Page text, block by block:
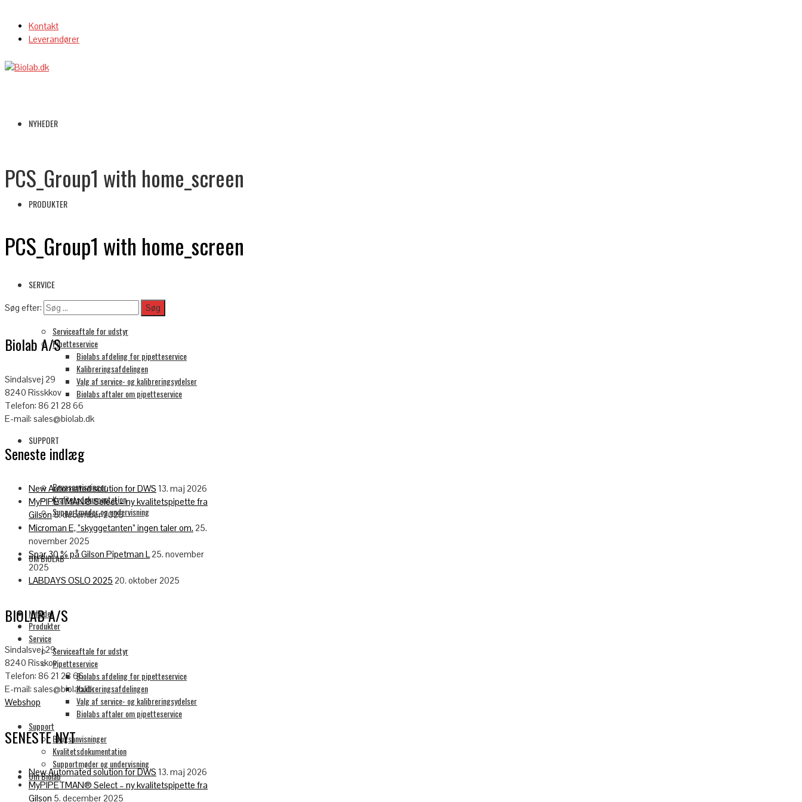
Kontakt
Leverandører
NYHEDER
PRODUKTER
SERVICE
Serviceaftale for udstyr
Pipetteservice
Biolabs afdeling for pipetteservice
Kalibreringsafdelingen
Valg af service- og kalibreringsydelser
Biolabs aftaler om pipetteservice
SUPPORT
Brugsanvisninger
Kvalitetsdokumentation
Supportmøder og undervisning
OM BIOLAB
Nyheder
Produkter
Service
Serviceaftale for udstyr
Pipetteservice
Biolabs afdeling for pipetteservice
Kalibreringsafdelingen
Valg af service- og kalibreringsydelser
Biolabs aftaler om pipetteservice
Support
Brugsanvisninger
Kvalitetsdokumentation
Supportmøder og undervisning
Om Biolab
PCS_Group1 with home_screen
PCS_Group1 with home_screen
Søg efter:
Biolab A/S
Sindalsvej 29
8240 Risskkov
Telefon: 86 21 28 66
E-mail: sales@biolab.dk
Seneste indlæg
New Automated solution for DWS 13. maj 2026
MyPIPETMAN® Select – ny kvalitetspipette fra
Gilson 5. december 2025
Microman E, ”skyggetanten” ingen taler om. 25.
november 2025
Spar 30 % på Gilson Pipetman L 25. november
2025
LABDAYS OSLO 2025 20. oktober 2025
BIOLAB A/S
Sindalsvej 29
8240 Risskov
Telefon: 86 21 28 66
E-mail: sales@biolab.dk
Webshop
SENESTE NYT
New Automated solution for DWS 13. maj 2026
MyPIPETMAN® Select – ny kvalitetspipette fra
Gilson 5. december 2025